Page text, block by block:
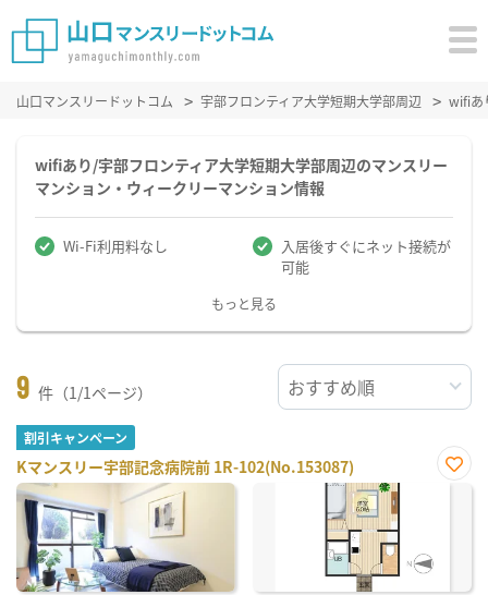
山口マンスリードットコム 宇部フロンティア大学短期大学部周辺 wifiあ
wifiあり/宇部フロンティア大学短期大学部周辺のマンスリー
マンション・ウィークリーマンション情報
Wi-Fi利用料なし
入居後すぐにネット接続が
可能
もっと見る
9 件（1/1ページ）
割引キャンペーン
Kマンスリー宇部記念病院前 1R-102(No.153087)
お気